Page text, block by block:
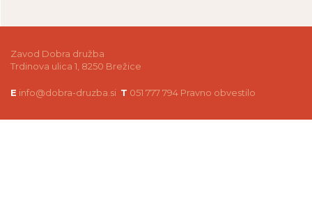
Zavod Dobra družba
Trdinova ulica 1, 8250 Brežice
E info@dobra-druzba.si T 051 777 794 Pravno obvestilo